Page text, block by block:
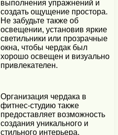
выполнения упражнений и
создать ощущение простора.
Не забудьте также об
освещении, установив яркие
светильники или прозрачные
окна, чтобы чердак был
хорошо освещен и визуально
привлекателен.
Организация чердака в
фитнес-студию также
предоставляет возможность
создания уникального и
стильного интерьера.